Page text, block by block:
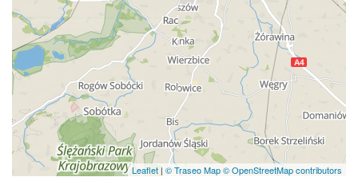
Leaflet | © Traseo Map© OpenStreetMap contributors